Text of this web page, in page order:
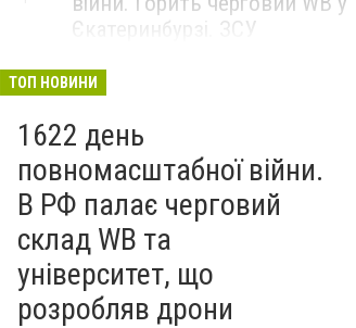
Єкатеринбурзі. ЗСУ
Маріуполі
ТОП НОВИНИ
1622 день
повномасштабної війни.
В РФ палає черговий
склад WB та
університет, що
розробляв дрони